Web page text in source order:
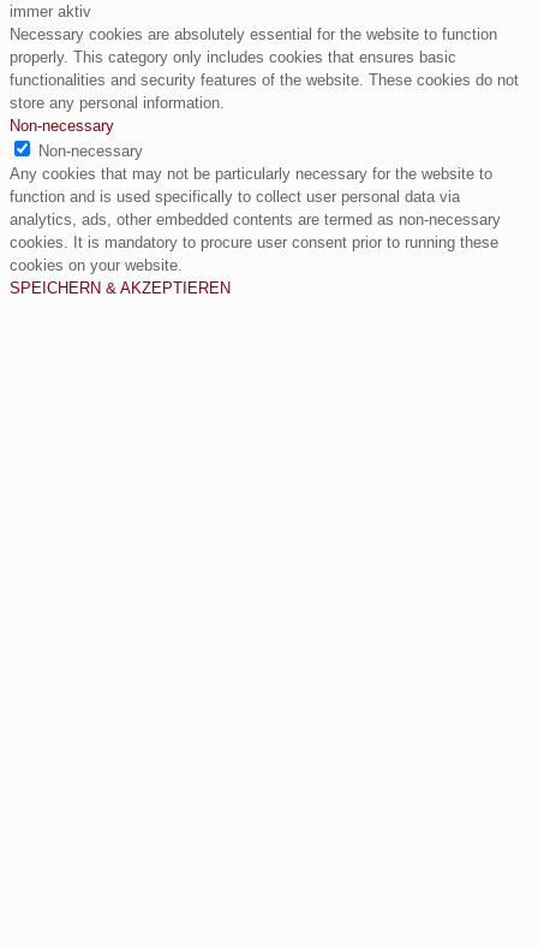
immer aktiv
Necessary cookies are absolutely essential for the website to function
properly. This category only includes cookies that ensures basic
functionalities and security features of the website. These cookies do not
store any personal information.
Non-necessary
Non-necessary
Any cookies that may not be particularly necessary for the website to
function and is used specifically to collect user personal data via
analytics, ads, other embedded contents are termed as non-necessary
cookies. It is mandatory to procure user consent prior to running these
cookies on your website.
SPEICHERN & AKZEPTIEREN